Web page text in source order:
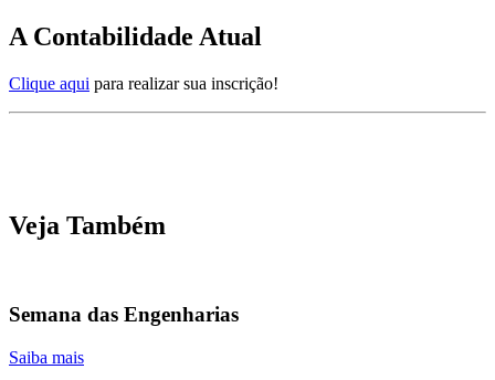
A Contabilidade Atual
Clique aqui para realizar sua inscrição!
Veja Também
Semana das Engenharias
Saiba mais